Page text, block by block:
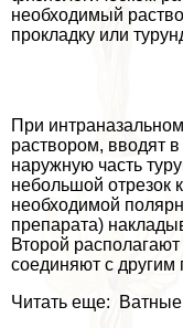
необходимый
прокладку или
При
раствором, вводят
наружную часть
небольшой отрезок
необходимой
препарата)
Второй
соединяют с другим
Читать еще: